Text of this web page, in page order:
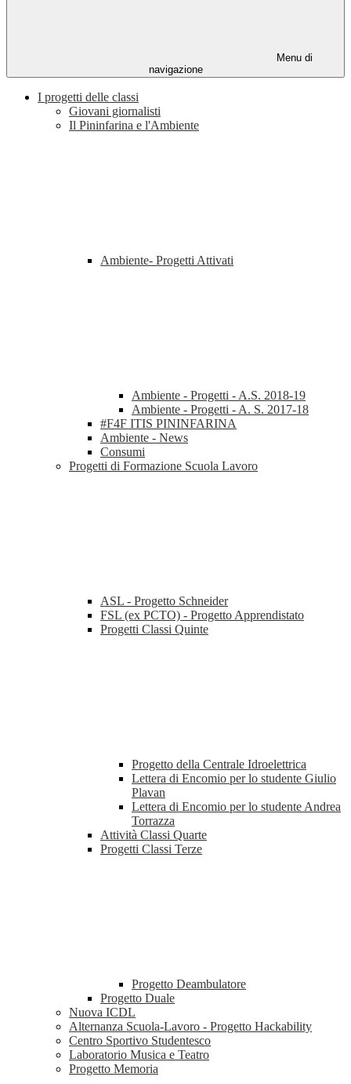
Menu di
navigazione
I progetti delle classi
Giovani giornalisti
Il Pininfarina e l'Ambiente
Ambiente- Progetti Attivati
Ambiente - Progetti - A.S. 2018-19
Ambiente - Progetti - A. S. 2017-18
#F4F ITIS PININFARINA
Ambiente - News
Consumi
Progetti di Formazione Scuola Lavoro
ASL - Progetto Schneider
FSL (ex PCTO) - Progetto Apprendistato
Progetti Classi Quinte
Progetto della Centrale Idroelettrica
Lettera di Encomio per lo studente Giulio
Plavan
Lettera di Encomio per lo studente Andrea
Torrazza
Attività Classi Quarte
Progetti Classi Terze
Progetto Deambulatore
Progetto Duale
Nuova ICDL
Alternanza Scuola-Lavoro - Progetto Hackability
Centro Sportivo Studentesco
Laboratorio Musica e Teatro
Progetto Memoria